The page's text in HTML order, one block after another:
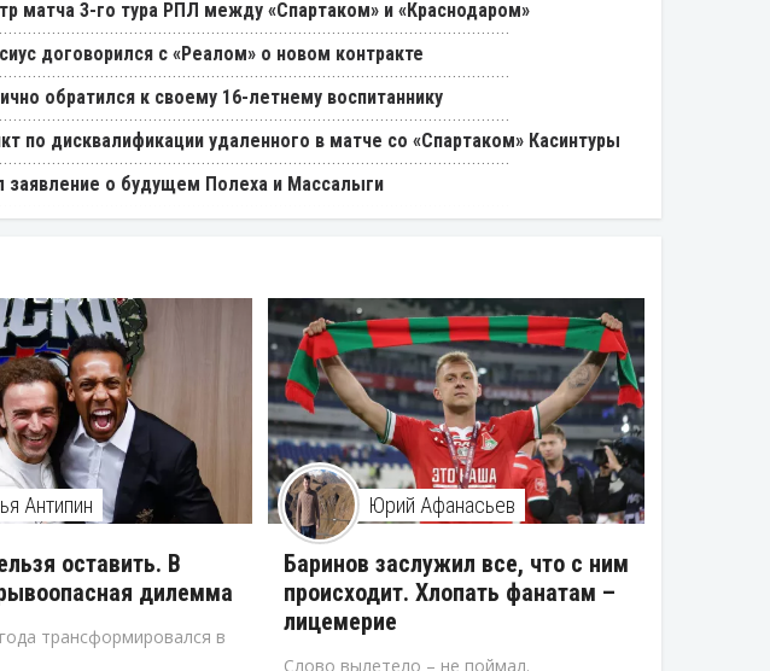
матча 3-го тура РПЛ между «Спартаком» и «Краснодаром»
договорился с «Реалом» о новом контракте
обратился к своему 16-летнему воспитаннику
по дисквалификации удаленного в матче со «Спартаком» Касинтуры
заявление о будущем Полеха и Массалыги
Антипин
оставить. В
дилемма
трансформировался в
Юрий Афанасьев
Баринов заслужил все, что с ним
происходит. Хлопать фанатам –
лицемерие
Слово вылетело – не поймал.